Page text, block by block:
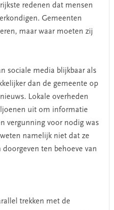
redenen dat mensen
Gemeenten
maar waar moeten zij
sociale media blijkbaar als
dan de gemeente op
Lokale overheden
uit om informatie
vergunning voor nodig was
namelijk niet dat ze
ten behoeve van
trekken met de